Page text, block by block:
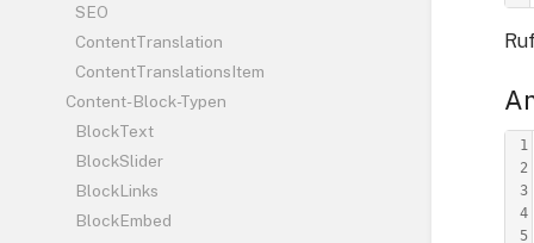
SEO
ContentTranslation
ContentTranslationsItem
Content-Block-Typen
BlockText
BlockSlider
BlockLinks
BlockEmbed
1
2
3
4
5